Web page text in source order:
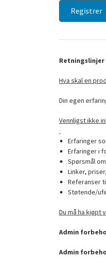
Hva skal en
Din egen
Vennligst ikke
Erfaringer
Erfaringer i
Spørsmål
Linker,
Referanser
Støtende/
Du må ha kjøpt
Admin
Admin